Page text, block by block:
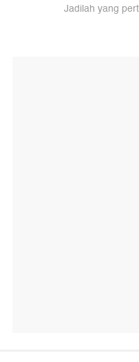
Jadilah yang